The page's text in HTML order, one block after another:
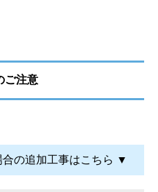
ご注意
の追加工事はこちら ▼